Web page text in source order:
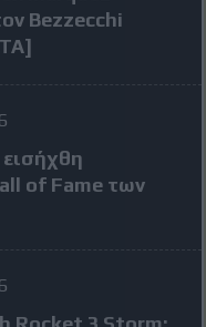
Bezzecchi
εισήχθη
of Fame των